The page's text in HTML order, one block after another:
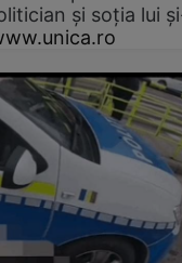
și soția lui